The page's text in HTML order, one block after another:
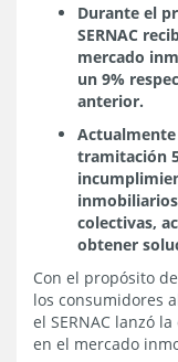
Durante el
SERNAC
mercado
un 9%
anterior.
Actualmente
tramitación
colectivas,
obtener
Con el propósito
los consumidores
el SERNAC lanzó
en el mercado